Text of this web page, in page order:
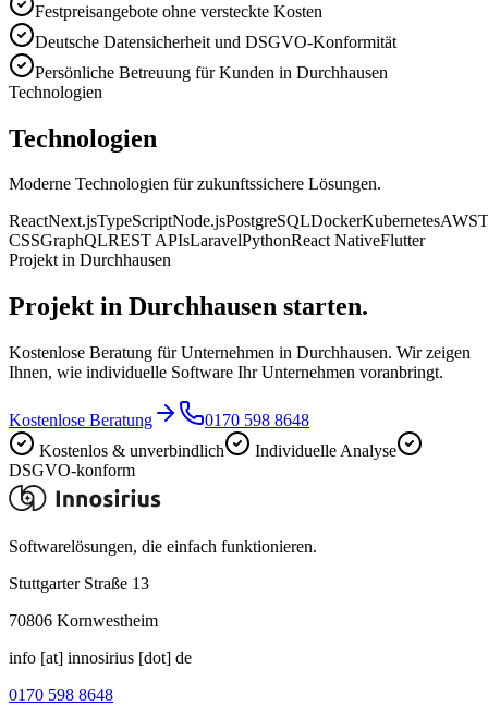
Festpreisangebote ohne versteckte Kosten
Deutsche Datensicherheit und DSGVO-Konformität
Persönliche Betreuung für Kunden in Durchhausen
Technologien
Technologien
Moderne Technologien für zukunftssichere Lösungen.
ReactNext.jsTypeScriptNode.jsPostgreSQLDockerKubernetesAWS
CSSGraphQLREST APIsLaravelPythonReact NativeFlutter
Projekt in Durchhausen
Projekt in Durchhausen starten.
Kostenlose Beratung für Unternehmen in Durchhausen. Wir zeigen
Ihnen, wie individuelle Software Ihr Unternehmen voranbringt.
Kostenlose Beratung
0170 598 8648
Kostenlos & unverbindlich
Individuelle Analyse
DSGVO-konform
Softwarelösungen, die einfach funktionieren.
Stuttgarter Straße 13
70806 Kornwestheim
info [at] innosirius [dot] de
0170 598 8648